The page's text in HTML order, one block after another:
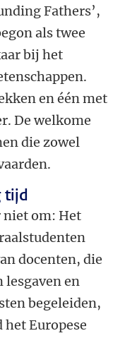
Fathers’,
als twee
bij het
en één met
De welkome
die zowel
tijd
niet om: Het
docenten, die
lesgaven en
begeleiden,
het Europese